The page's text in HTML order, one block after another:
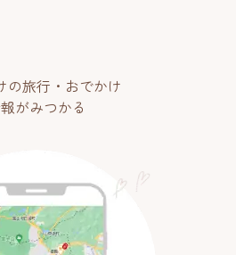
の旅行・おでかけ
がみつかる